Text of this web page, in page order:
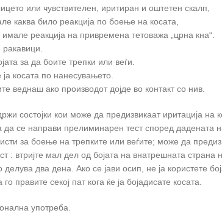
или чувствителен, иритиран и оштетен скалп,
каква било реакција по боење на косата,
реакција на привремена тетоважа „црна кна“.
за да боите трепки или веѓи.
косата по нанесувањето.
веднаш ако производот дојде во контакт со нив.
состојки кои може да предизвикаат иритација на
да се направи прелиминарен тест според дадената
за боење на трепките или веѓите; може да
: втријте мал дел од бојата на внатрешната страна
делува два дена. Ако се јави осип, не ја користете
правите секој пат кога ќе ја бојадисате косата.
употреба.